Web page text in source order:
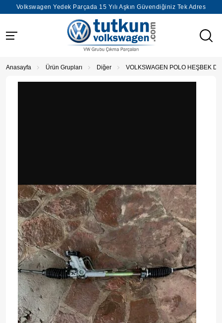
Volkswagen Yedek Parçada 15 Yılı Aşkın Güvendiğiniz Tek Adres
Anasayfa Ürün Grupları Diğer VOLKSWAGEN POLO HEŞBEK